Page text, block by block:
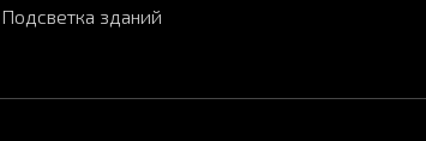
Подсветка зданий